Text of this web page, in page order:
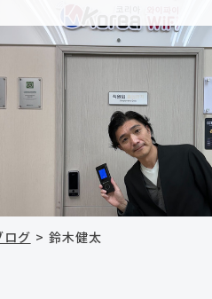
ログ 鈴木健太